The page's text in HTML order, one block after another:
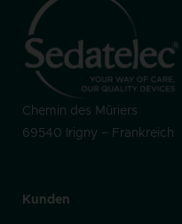
Chemin des Mûriers
69540 Irigny – Frankreich
Kunden